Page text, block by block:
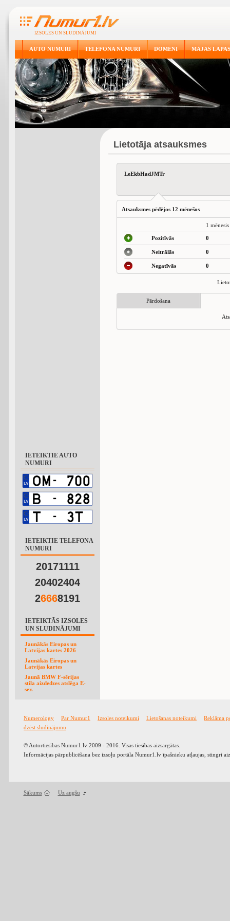
IZSOLES UN SLUDINĀJUMI
AUTO NUMURI TELEFONA NUMURI DOMĒNI MĀJAS LAPAS
IETEIKTIE AUTO
NUMURI
IETEIKTIE TELEFONA
NUMURI
20171111
20402404
26668191
IETEIKTĀS IZSOLES
UN SLUDINĀJUMI
Jaunākās Eiropas un
Latvijas kartes 2026
Jaunākās Eiropas un
Latvijas kartes
Jaunā BMW F-sērijas
stila aizdedzes atslēga E-
ser.
Lietotāja atsauksmes
LeEkbHadJMTr
Atsauksmes pēdējos 12 mēnešos
1 mēnesis
Pozitīvās 0
Neitrālās 0
Negatīvās 0
Pārdošana
Numerology Par Numur1 Izsoles noteikumi Lietošanas noteikumi
Reklāma
dzēst sludinājumu
© Autortiesības Numur1.lv 2009 - 2016. Visas tiesības aizsargātas.
Informācijas pārpublicēšana bez izsoļu portāla Numur1.lv īpašnieku atļaujas, stingri
Sākums Uz augšu